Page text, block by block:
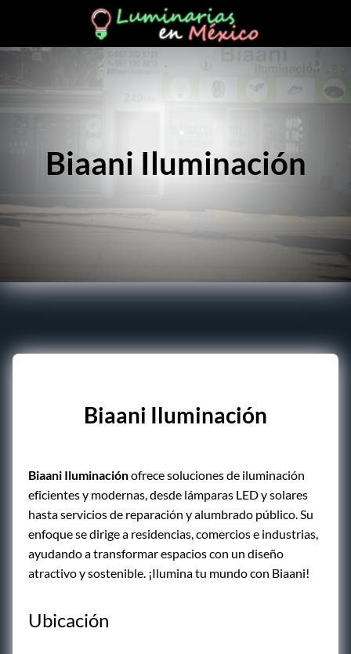
Biaani Iluminación
Biaani Iluminación
Biaani Iluminaciónofrece soluciones de iluminación
eficientes y modernas, desde lámparas LED y solares
hasta servicios de reparación y alumbrado público. Su
enfoque se dirige a residencias, comercios e industrias,
ayudando a transformar espacios con un diseño
atractivo y sostenible. ¡Ilumina tu mundo con Biaani!
Ubicación